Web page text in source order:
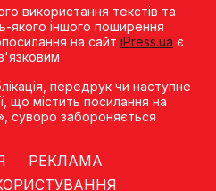
використання текстів та
якого іншого поширення
на сайт iPress.ua є
передрук чи наступне
що мiстить посилання на
суворо забороняється
РЕКЛАМА